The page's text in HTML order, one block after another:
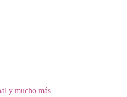
y mucho más